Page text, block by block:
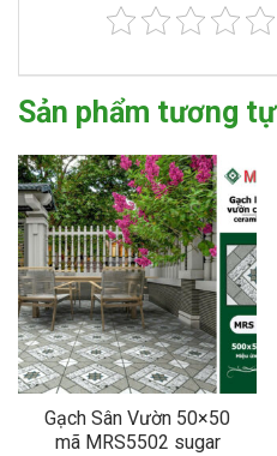
Sản phẩm tương tự
Gạch Sân Vườn 50×50
mã MRS5502 sugar